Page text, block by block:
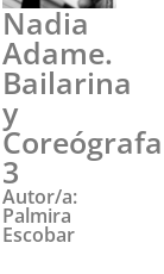
Nadia
Adame.
Bailarina
y
Coreógrafa
3
Autor/a:
Palmira
Escobar